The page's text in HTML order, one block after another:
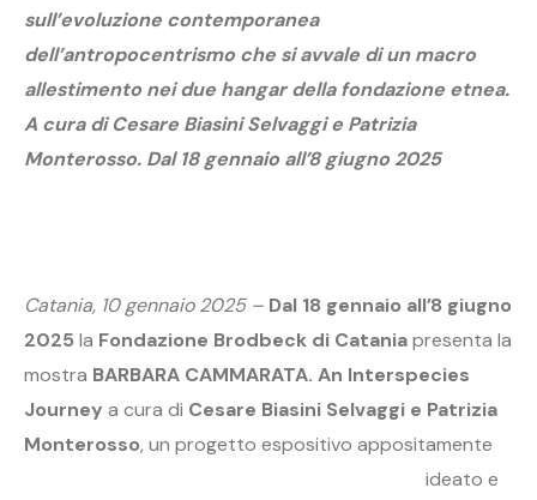
sull’evoluzione contemporanea
dell’antropocentrismo che si avvale di un macro
allestimento nei due hangar della fondazione etnea.
A cura di Cesare Biasini Selvaggi e Patrizia
Monterosso. Dal 18 gennaio all’8 giugno 2025
Catania, 10 gennaio 2025 – Dal 18 gennaio all’8 giugno
2025 la Fondazione Brodbeck di Cataniapresenta la
mostra BARBARA CAMMARATA. An Interspecies
Journey a cura di Cesare Biasini Selvaggi e Patrizia
Monterosso, un progetto espositivo appositamente
ideato e